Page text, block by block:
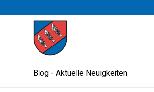
Blog - Aktuelle Neuigkeiten